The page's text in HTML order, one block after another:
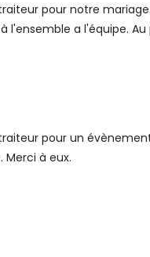
pour notre
l'ensemble a l'équipe.
pour un
Merci à eux.